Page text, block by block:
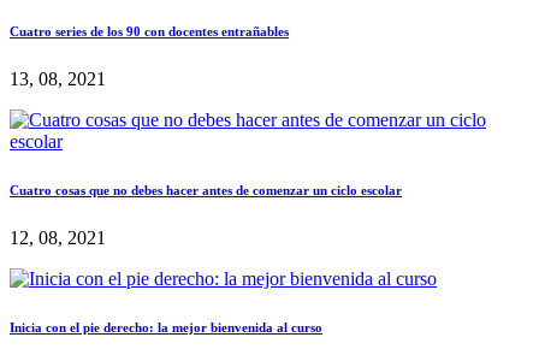
Cuatro series de los 90 con docentes entrañables
13, 08, 2021
Cuatro cosas que no debes hacer antes de comenzar un ciclo escolar
12, 08, 2021
Inicia con el pie derecho: la mejor bienvenida al curso